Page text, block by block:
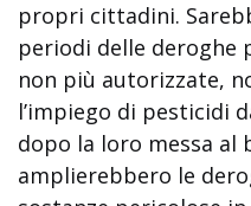
propri cittadini.
periodi delle deroghe
non più autorizzate,
l’impiego di pesticidi
dopo la loro messa al
amplierebbero le